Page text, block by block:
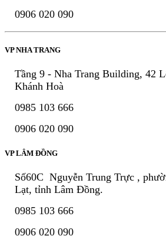
0906 020 090
VP NHA TRANG
Tầng 9 - Nha Trang Building, 42
Khánh Hoà
0985 103 666
0906 020 090
VP LÂM ĐỒNG
Số60C Nguyễn Trung Trực ,
Lạt, tỉnh Lâm Đồng.
0985 103 666
0906 020 090